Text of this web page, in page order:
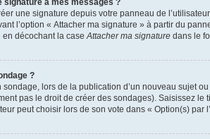
signature à mes messages ?
une signature depuis votre panneau de
l’option « Attacher ma signature » à partir du
en décochant la caseAttacher ma signature dans le
?
sondage, lors de la publication d’un nouveau sujet
pas le droit de créer des sondages). Saisissez
peut choisir lors de son vote dans « Option(s)